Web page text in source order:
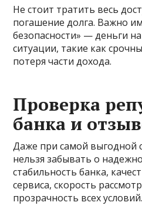
Не стоит тратить весь
погашение долга. Важно
безопасности» — деньги
ситуации, такие как
потеря части дохода.
Проверка
банка и
Даже при самой выгодной
нельзя забывать о
стабильность банка,
сервиса, скорость
прозрачность всех условий.